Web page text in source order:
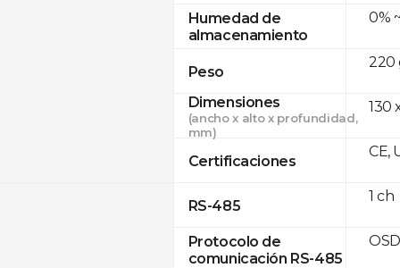
Humedad de
almacenamiento
Peso
Dimensiones
(ancho x alto x profundidad,
mm)
Certificaciones
RS-485
Protocolo de
comunicación RS-485
0%
220
130
CE,
1 ch